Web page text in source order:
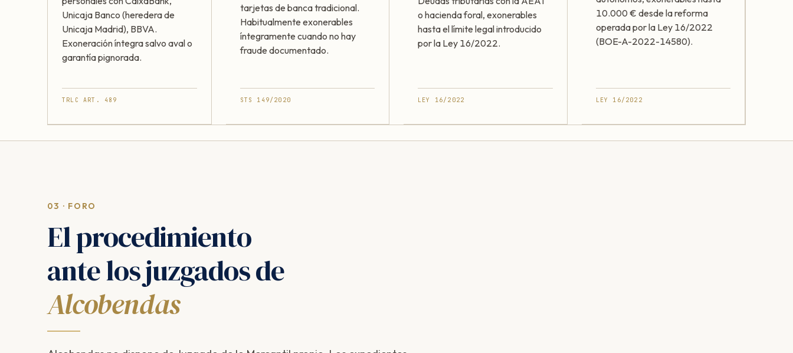
Unicaja Banco (heredera de
Unicaja Madrid), BBVA.
Exoneración íntegra salvo aval o
garantía pignorada.
TRLC ART. 489
tarjetas de banca tradicional.
Habitualmente exonerables
íntegramente cuando no hay
fraude documentado.
STS 149/2020
o hacienda foral, exonerables
hasta el límite legal introducido
por la Ley 16/2022.
LEY 16/2022
10.000 € desde la reforma
operada por la Ley 16/2022
(BOE-A-2022-14580).
LEY 16/2022
03 · FORO
El procedimiento
ante los juzgados de
Alcobendas